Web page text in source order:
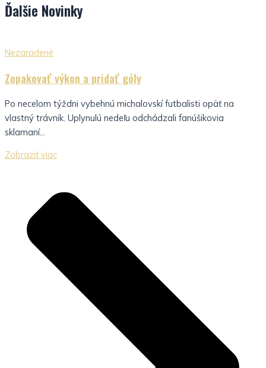
Ďalšie Novinky
Nezaradené
Zopakovať výkon a pridať góly
Po necelom týždni vybehnú michalovskí futbalisti opäť na
vlastný trávnik. Uplynulú nedeľu odchádzali fanúšikovia
sklamaní...
Zobraziť viac